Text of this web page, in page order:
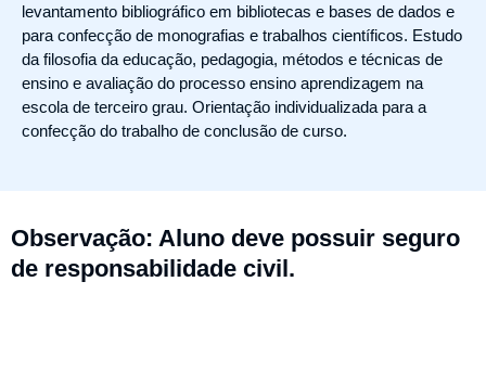
levantamento bibliográfico em bibliotecas e bases de dados e
para confecção de monografias e trabalhos científicos. Estudo
da filosofia da educação, pedagogia, métodos e técnicas de
ensino e avaliação do processo ensino aprendizagem na
escola de terceiro grau. Orientação individualizada para a
confecção do trabalho de conclusão de curso.
Observação: Aluno deve possuir seguro
de responsabilidade civil.